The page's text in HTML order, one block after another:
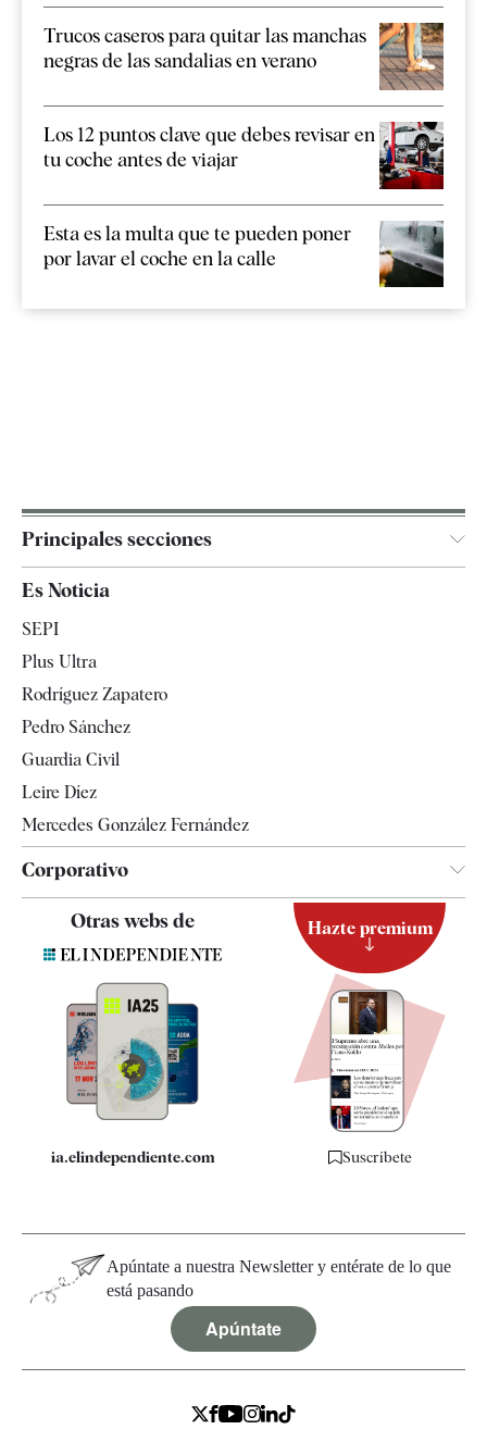
Trucos caseros para quitar las manchas
negras de las sandalias en verano
Los 12 puntos clave que debes revisar en
tu coche antes de viajar
Esta es la multa que te pueden poner
por lavar el coche en la calle
Principales secciones
España
Televisión
Es Noticia
SEPI
Plus Ultra
Rodríguez Zapatero
Pedro Sánchez
Guardia Civil
Leire Díez
Mercedes González Fernández
Corporativo
Contacto
Quiénes somos
Especificaciones
Otras webs de
ia.elindependiente.com
Hazte premium
Suscríbete
Apúntate a nuestra Newsletter y entérate de lo que
está pasando
Apúntate